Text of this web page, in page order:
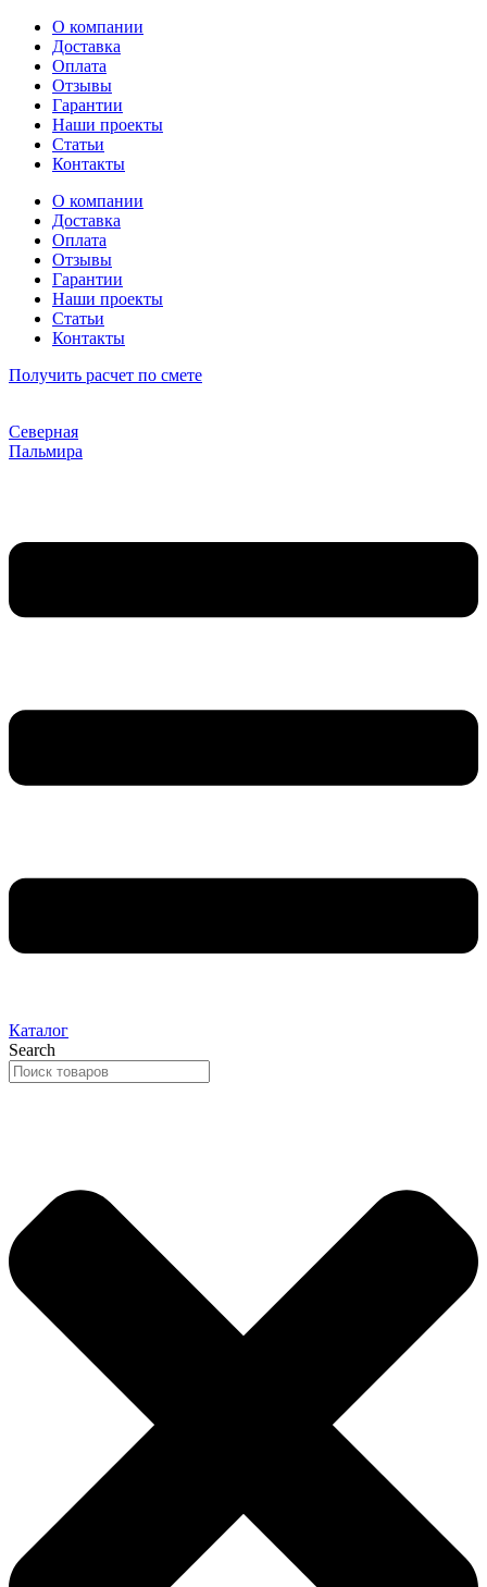
Перейти
содержимому
О компании
Доставка
Оплата
Отзывы
Гарантии
Наши проекты
Статьи
Контакты
О компании
Доставка
Оплата
Отзывы
Гарантии
Наши проекты
Статьи
Контакты
Получить расчет по смете
Северная
Пальмира
Каталог
Search